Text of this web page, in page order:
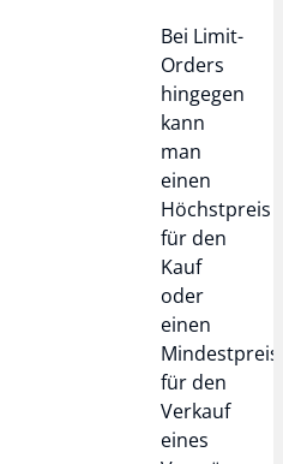
Bei Limit-
Orders
hingegen
kann
man
einen
Höchstpreis
für den
Kauf
oder
einen
Mindestpreis
für den
Verkauf
eines